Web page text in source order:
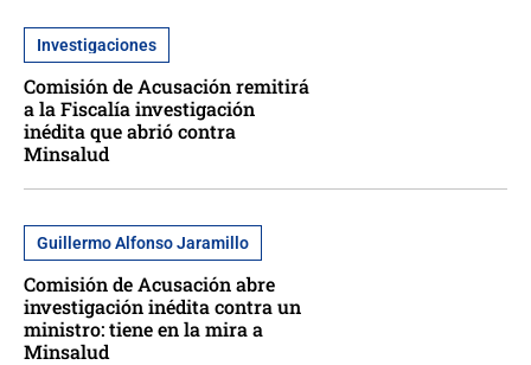
Investigaciones
Comisión de Acusación remitirá
a la Fiscalía investigación
inédita que abrió contra
Minsalud
Guillermo Alfonso Jaramillo
Comisión de Acusación abre
investigación inédita contra un
ministro: tiene en la mira a
Minsalud